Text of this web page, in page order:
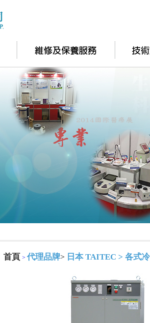
首頁 > 代理品牌> 日本 TAITEC > 各式